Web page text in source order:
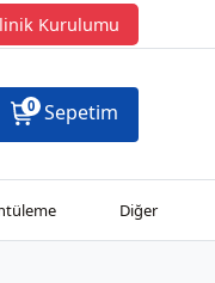
Kurulumu
0 Sepetim
Diğer